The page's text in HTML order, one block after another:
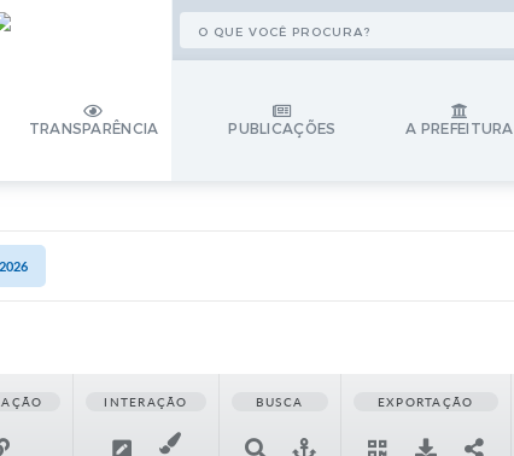
TRANSPARÊNCIA PUBLICAÇÕES A PREFEITURA
INTERAÇÃO BUSCA EXPORTAÇÃO